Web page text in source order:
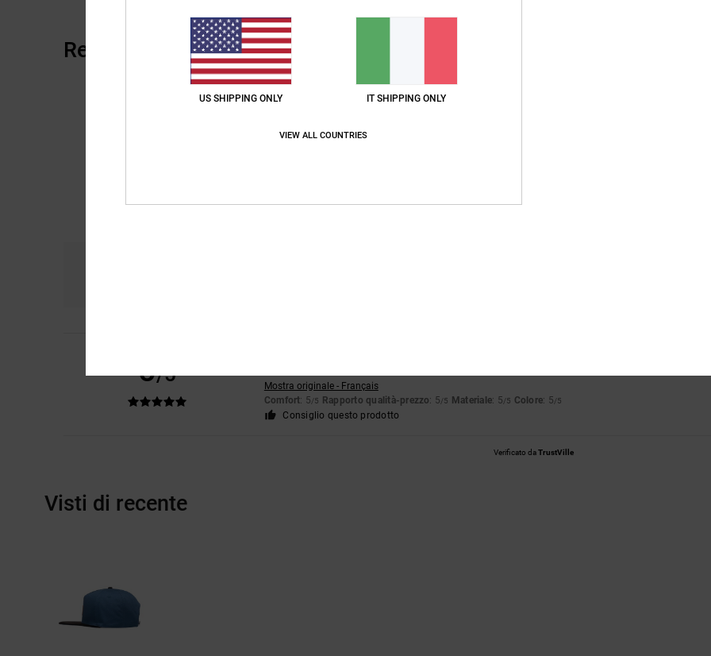
Recensioni dei clienti
basato su1 recensioni verificate
5/5
Mostra originale - Français
Comfort: 5/5 Rapporto qualità-prezzo: 5/5 Materiale: 5/5 Colore: 5/5
Consiglio questo prodotto
Verificato daTrustVille
Visti di recente
US SHIPPING ONLY IT SHIPPING ONLY
VIEW ALL COUNTRIES